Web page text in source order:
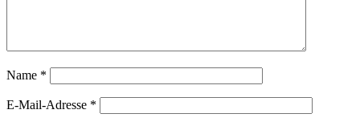
Name *
E-Mail-Adresse *